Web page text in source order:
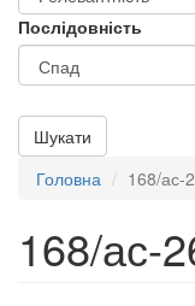
Послідовність
Шукати
Головна
168/ас-
168/ас-